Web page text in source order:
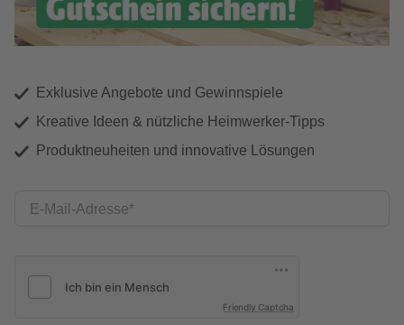
Exklusive Angebote und Gewinnspiele
Kreative Ideen & nützliche Heimwerker-Tipps
Produktneuheiten und innovative Lösungen
E-Mail-Adresse
Friendly Captcha